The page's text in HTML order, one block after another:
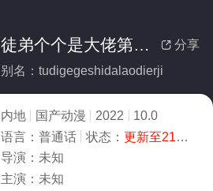
 分享
徒弟个个是大佬第二季
别名：tudigegeshidalaodierji
内地 国产动漫 2022
10.0
语言： 普通话 状态： 更新至21集
导演： 未知
主演： 未知